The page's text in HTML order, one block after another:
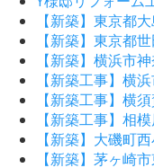
【新築】東京都
【新築】東京都
【新築】横浜市
【新築工事】横
【新築工事】横
【新築工事】相
【新築】大磯町
【新築】茅ヶ崎